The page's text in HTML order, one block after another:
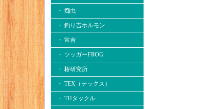
・ 痴虫
・ 釣り吉ホルモン
・ 常吉
・ ツッガーFROG
・ 椿研究所
・ TEX（テックス）
・ THタックル